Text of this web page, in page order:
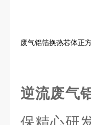
废气铝箔换热芯体正
逆流废气